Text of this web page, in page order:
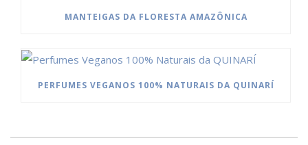
MANTEIGAS DA FLORESTA AMAZÔNICA
PERFUMES VEGANOS 100% NATURAIS DA QUINARÍ